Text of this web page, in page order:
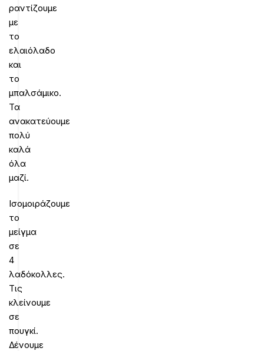
ραντίζουμε
με
το
ελαιόλαδο
και
το
μπαλσάμικο.
Τα
ανακατεύουμε
πολύ
καλά
όλα
μαζί.
Ισομοιράζουμε
το
μείγμα
σε
4
λαδόκολλες.
Τις
κλείνουμε
σε
πουγκί.
Δένουμε